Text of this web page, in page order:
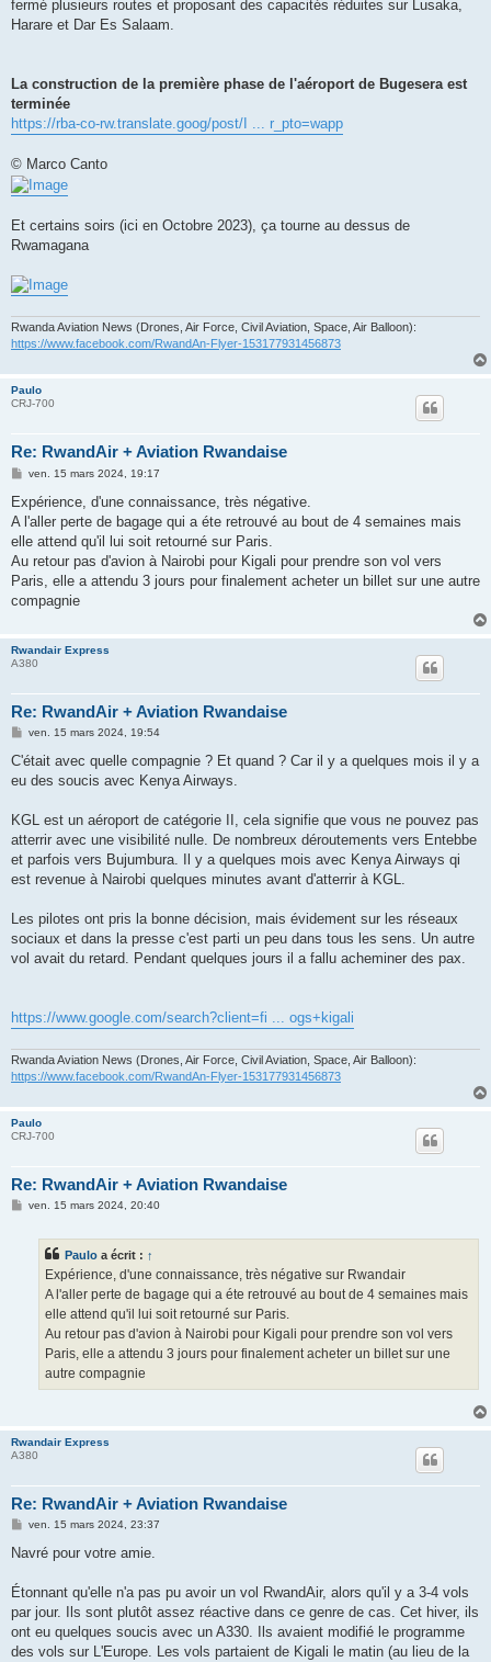
fermé plusieurs routes et proposant des capacités réduites sur Lusaka,
Harare et Dar Es Salaam.
La construction de la première phase de l'aéroport de Bugesera est
terminée
https://rba-co-rw.translate.goog/post/I ... r_pto=wapp
© Marco Canto
Et certains soirs (ici en Octobre 2023), ça tourne au dessus de
Rwamagana
Rwanda Aviation News (Drones, Air Force, Civil Aviation, Space, Air Balloon):
https://www.facebook.com/RwandAn-Flyer-153177931456873
Paulo
CRJ-700
Re: RwandAir + Aviation Rwandaise
M
s
s
a
g
ven. 15 mars 2024, 19:17
Expérience, d'une connaissance, très négative.
A l'aller perte de bagage qui a éte retrouvé au bout de 4 semaines mais
elle attend qu'il lui soit retourné sur Paris.
Au retour pas d'avion à Nairobi pour Kigali pour prendre son vol vers
Paris, elle a attendu 3 jours pour finalement acheter un billet sur une autre
compagnie
Rwandair Express
A380
Re: RwandAir + Aviation Rwandaise
M
s
a
ven. 15 mars 2024, 19:54
C'était avec quelle compagnie ? Et quand ? Car il y a quelques mois il y a
eu des soucis avec Kenya Airways.
KGL est un aéroport de catégorie II, cela signifie que vous ne pouvez pas
atterrir avec une visibilité nulle. De nombreux déroutements vers Entebbe
et parfois vers Bujumbura. Il y a quelques mois avec Kenya Airways qi
est revenue à Nairobi quelques minutes avant d'atterrir à KGL.
Les pilotes ont pris la bonne décision, mais évidement sur les réseaux
sociaux et dans la presse c'est parti un peu dans tous les sens. Un autre
vol avait du retard. Pendant quelques jours il a fallu acheminer des pax.
https://www.google.com/search?client=fi ... ogs+kigali
Rwanda Aviation News (Drones, Air Force, Civil Aviation, Space, Air Balloon):
https://www.facebook.com/RwandAn-Flyer-153177931456873
Paulo
CRJ-700
Re: RwandAir + Aviation Rwandaise
Mven. 15 mars 2024, 20:40
Paulo a écrit : ↑
Expérience, d'une connaissance, très négative sur Rwandair
A l'aller perte de bagage qui a éte retrouvé au bout de 4 semaines mais
elle attend qu'il lui soit retourné sur Paris.
Au retour pas d'avion à Nairobi pour Kigali pour prendre son vol vers
Paris, elle a attendu 3 jours pour finalement acheter un billet sur une
autre compagnie
Rwandair Express
A380
Re: RwandAir + Aviation Rwandaise
M
s
g
ven. 15 mars 2024, 23:37
Navré pour votre amie.
Étonnant qu'elle n'a pas pu avoir un vol RwandAir, alors qu'il y a 3-4 vols
par jour. Ils sont plutôt assez réactive dans ce genre de cas. Cet hiver, ils
ont eu quelques soucis avec un A330. Ils avaient modifié le programme
des vols sur L'Europe. Les vols partaient de Kigali le matin (au lieu de la